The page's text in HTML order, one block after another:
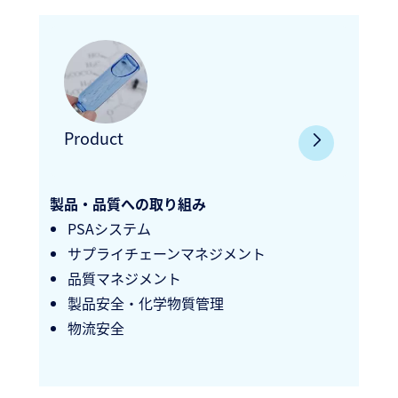
Product
製品・品質への取り組み
PSAシステム
サプライチェーンマネジメント
品質マネジメント
製品安全・化学物質管理
物流安全